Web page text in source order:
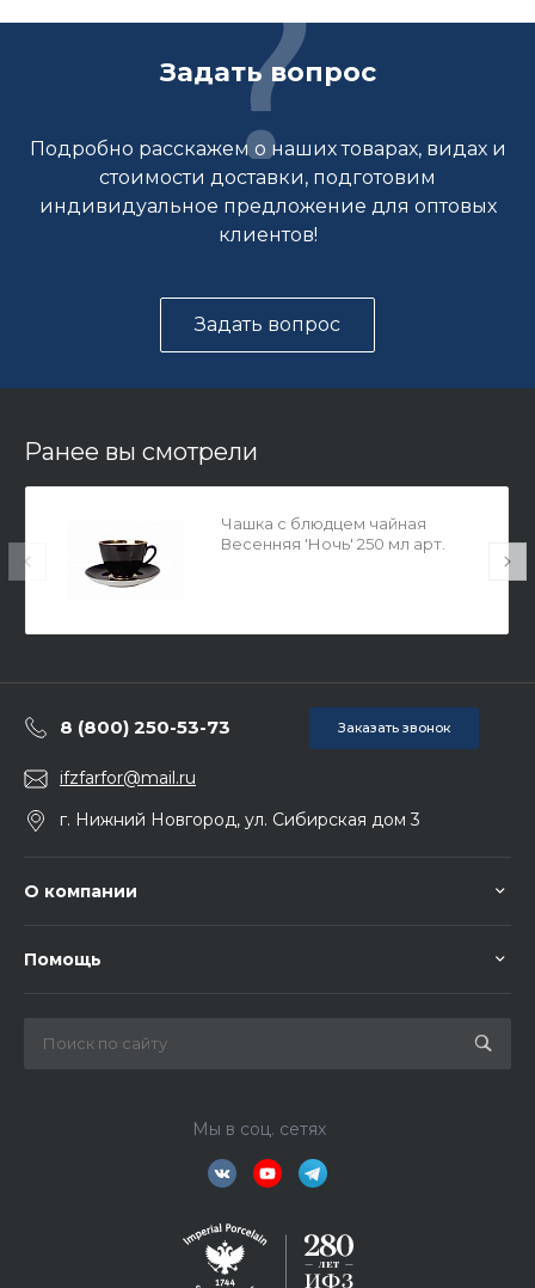
Задать вопрос
Подробно расскажем о наших товарах, видах и
стоимости доставки, подготовим
индивидуальное предложение для оптовых
клиентов!
Задать вопрос
Ранее вы смотрели
Чашка с блюдцем чайная
Весенняя 'Ночь' 250 мл арт.
8 (800) 250-53-73 Заказать звонок
ifzfarfor@mail.ru
г. Нижний Новгород, ул. Сибирская дом 3
О компании
Помощь
Мы в соц. сетях